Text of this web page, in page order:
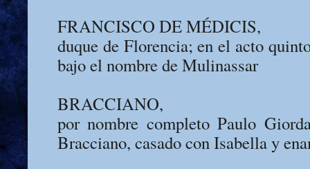
FRANCISCO DE MÉDICIS,
duque de Florencia; en el acto
bajo el nombre de Mulinassar
BRACCIANO,
por nombre completo Paulo
Bracciano, casado con Isabella y